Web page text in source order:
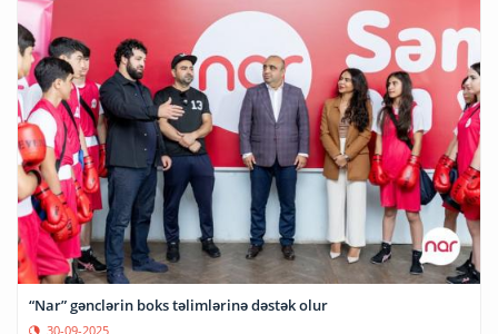
“Nar” gənclərin boks təlimlərinə dəstək olur
30-09-2025